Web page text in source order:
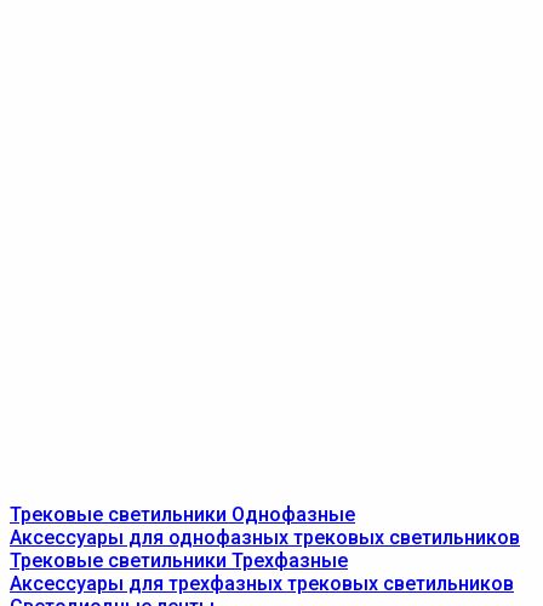
Трековые светильники Однофазные
Аксессуары для однофазных трековых светильников
Трековые светильники Трехфазные
Аксессуары для трехфазных трековых светильников